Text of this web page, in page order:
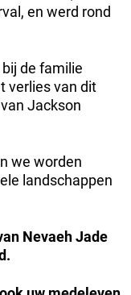
en werd rond
de familie
verlies van dit
Jackson
we worden
landschappen
Nevaeh Jade